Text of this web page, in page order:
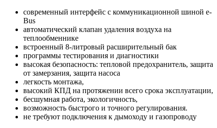
современный интерфейс с коммуникационной шиной e-
Bus
автоматический клапан удаления воздуха на
теплообменнике
встроенный 8-литровый расширительный бак
программы тестирования и диагностики
высокая безопасность: тепловой предохранитель, защита
от замерзания, защита насоса
легкость монтажа,
высокий КПД на протяжении всего срока эксплуатации,
бесшумная работа, экологичность,
возможность быстрого и точного регулирования.
не требуют подключения к дымоходу и газопроводу